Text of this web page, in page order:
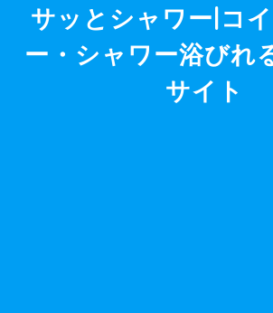
サッとシャワー|コ
ー・シャワー浴びれ
サイト